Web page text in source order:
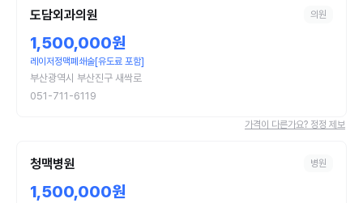
도담외과의원 의원
1,500,000원
레이저정맥폐쇄술[유도료 포함]
부산광역시 부산진구 새싹로
051-711-6119
가격이 다른가요? 정정 제보
청맥병원 병원
1,500,000원